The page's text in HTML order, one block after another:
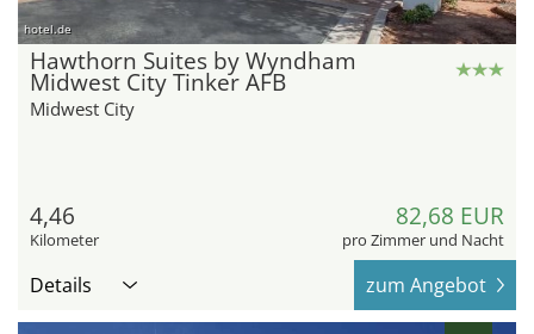
hotel.de
Hawthorn Suites by Wyndham
Midwest City Tinker AFB
Midwest City
4,46
Kilometer
82,68 EUR
pro Zimmer und Nacht
Details zum Angebot